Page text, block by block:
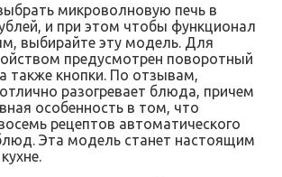
микроволновую печь в
и при этом чтобы функционал
выбирайте эту модель. Для
предусмотрен поворотный
также кнопки. По отзывам,
разогревает блюда, причем
особенность в том, что
рецептов автоматического
Эта модель станет настоящим